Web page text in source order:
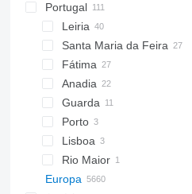
Portugal
Leiria
Santa Maria da Feira
Fátima
Anadia
Guarda
Porto
Lisboa
Rio Maior
Europa